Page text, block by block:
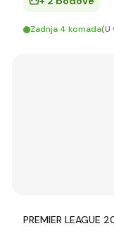
Zadnja 4 komada(U
PREMIER